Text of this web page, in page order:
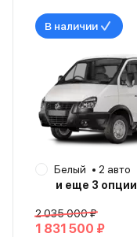
В наличии
Белый 2 авто
и еще 3 опции
2 035 000 ₽
1 831 500 ₽